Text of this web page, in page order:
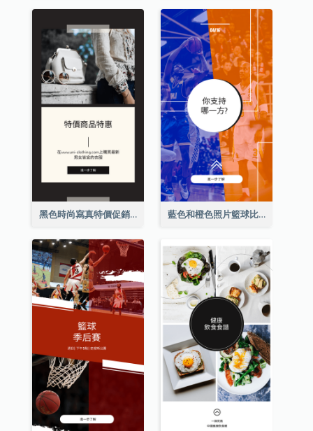
黑色時尚寫真特價促銷Instagram限時動態 藍色和橙色照片籃球比賽Instagram限時動態